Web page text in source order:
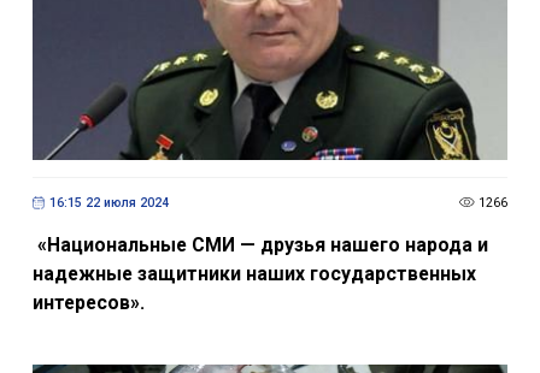
16:15 22 июля 2024 1266
«Национальные СМИ — друзья нашего народа и
надежные защитники наших государственных
интересов».